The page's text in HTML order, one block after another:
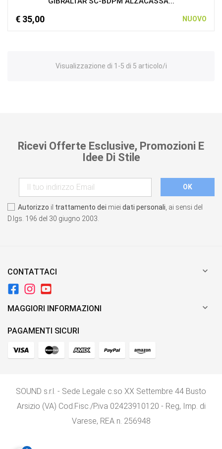
€ 35,00 NUOVO
Visualizzazione di 1-5 di 5 articolo/i
Ricevi Offerte Esclusive, Promozioni E
Idee Di Stile
Autorizzo il trattamento dei miei dati personali , ai sensi del
D.lgs. 196 del 30 giugno 2003.
CONTATTACI 
MAGGIORI INFORMAZIONI 
PAGAMENTI SICURI
SOUND s.r.l. - Sede Legale c.so XX Settembre 44 Busto
Arsizio (VA) Cod.Fisc./P.iva 02423910120 - Reg, Imp. di
Varese, REA n. 256948